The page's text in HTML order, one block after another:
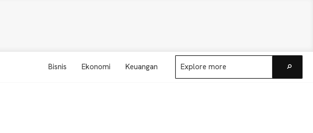
Bisnis Ekonomi Keuangan
Explore
more